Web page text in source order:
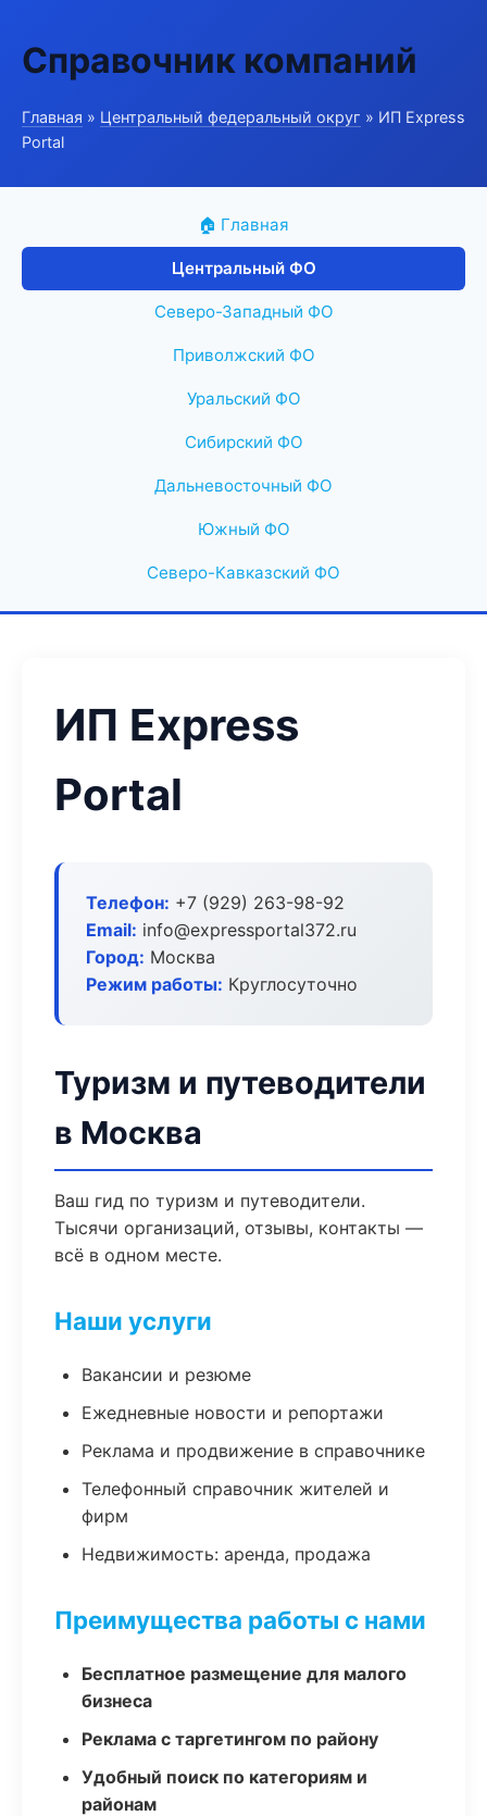
Справочник компаний
Главная » Центральный федеральный округ » ИП Express
Portal
🏠 Главная
Центральный ФО
Северо-Западный ФО
Приволжский ФО
Уральский ФО
Сибирский ФО
Дальневосточный ФО
Южный ФО
Северо-Кавказский ФО
ИП Express
Portal
Телефон: +7 (929) 263-98-92
Email: info@expressportal372.ru
Город: Москва
Режим работы: Круглосуточно
Туризм и путеводители
в Москва
Ваш гид по туризм и путеводители.
Тысячи организаций, отзывы, контакты —
всё в одном месте.
Наши услуги
Вакансии и резюме
Ежедневные новости и репортажи
Реклама и продвижение в справочнике
Телефонный справочник жителей и
фирм
Недвижимость: аренда, продажа
Преимущества работы с нами
Бесплатное размещение для малого
бизнеса
Реклама с таргетингом по району
Удобный поиск по категориям и
районам